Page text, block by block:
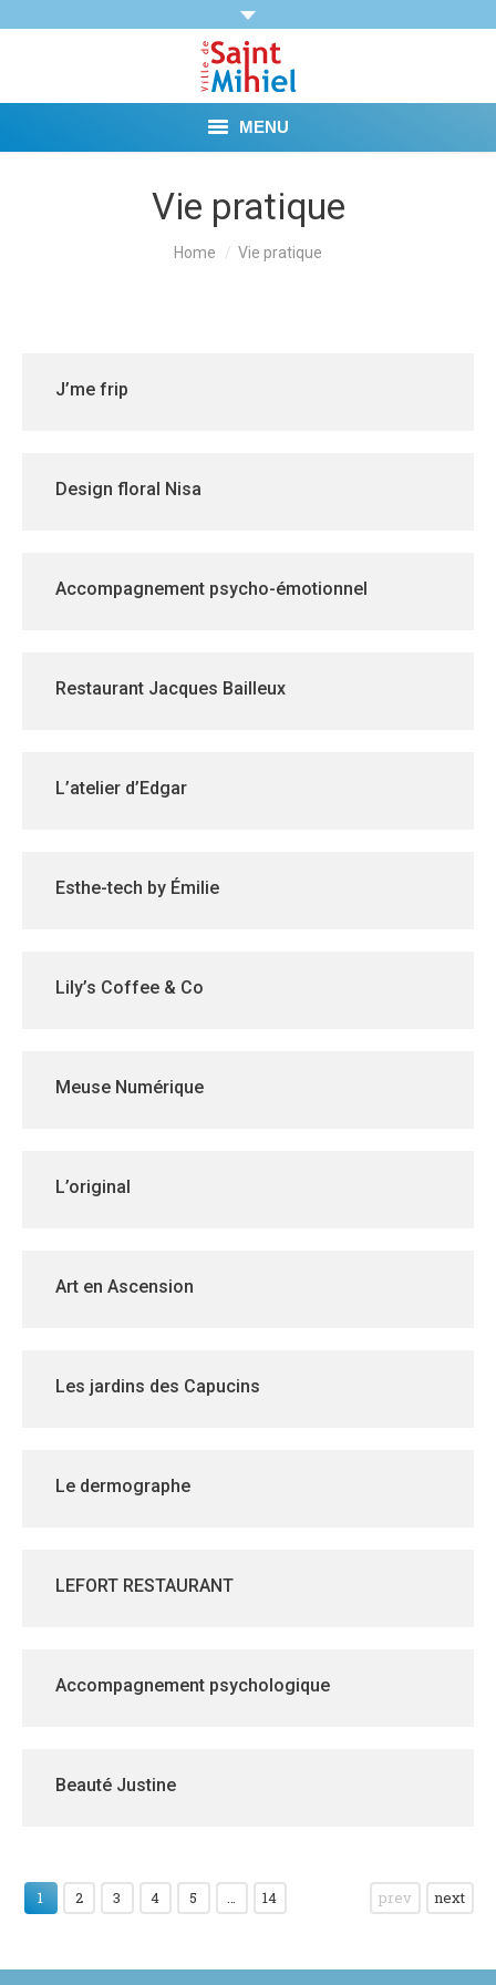
MENU
Agenda
Vie municipale
Loisirs
Vie pratique
Home Vie pratique
J’me frip
Design floral Nisa
Accompagnement psycho-émotionnel
Restaurant Jacques Bailleux
L’atelier d’Edgar
Esthe-tech by Émilie
Lily’s Coffee & Co
Meuse Numérique
L’original
Art en Ascension
Les jardins des Capucins
Le dermographe
LEFORT RESTAURANT
Accompagnement psychologique
Beauté Justine
1 2 3 4 5 … 14 prev next